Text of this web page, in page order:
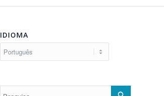
IDIOMA